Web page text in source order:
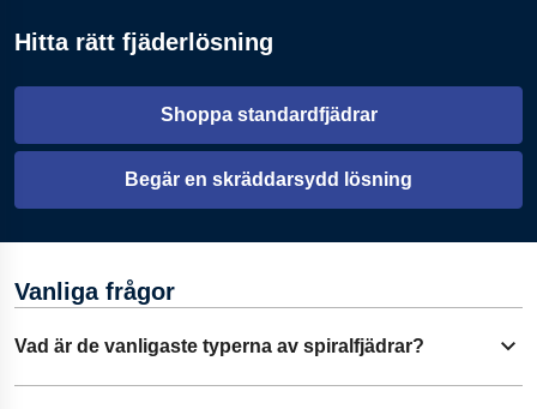
Hitta rätt fjäderlösning
Shoppa standardfjädrar
Begär en skräddarsydd lösning
Vanliga frågor
Vad är de vanligaste typerna av spiralfjädrar?
Fäll ut innehåll